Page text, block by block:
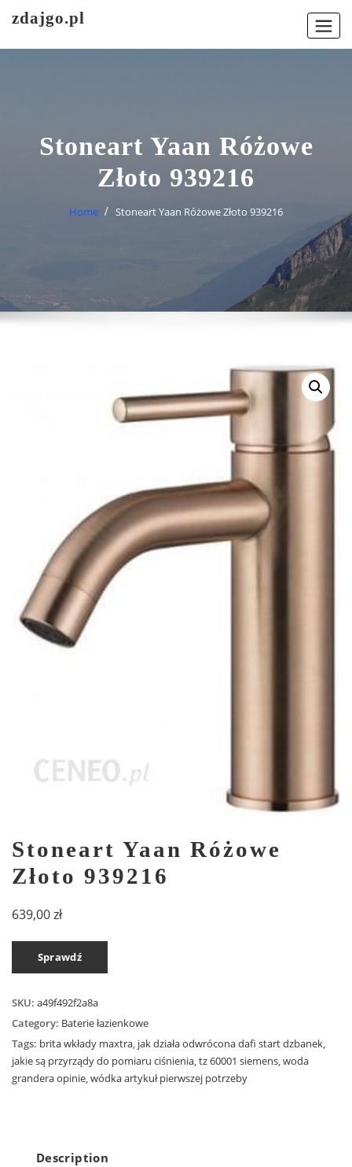
zdajgo.pl
Stoneart Yaan Różowe
Złoto 939216
Home Stoneart Yaan Różowe Złoto 939216
Stoneart Yaan Różowe
Złoto 939216
639,00zł
Sprawdź
SKU: a49f492f2a8a
Category: Baterie łazienkowe
Tags: brita wkłady maxtra, jak działa odwrócona dafi start dzbanek,
jakie są przyrządy do pomiaru ciśnienia,tz 60001 siemens,woda
grandera opinie,wódka artykuł pierwszej potrzeby
Description